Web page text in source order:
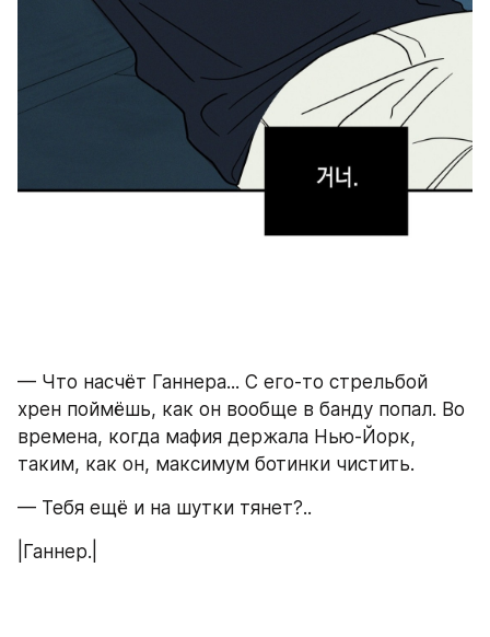
— Что насчёт Ганнера... С его-то стрельбой
хрен поймёшь, как он вообще в банду попал. Во
времена, когда мафия держала Нью-Йорк,
таким, как он, максимум ботинки чистить.
— Тебя ещё и на шутки тянет?..
|Ганнер.|